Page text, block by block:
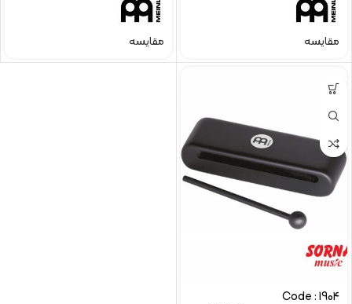
مقایسه مقایسه
Code : 1904